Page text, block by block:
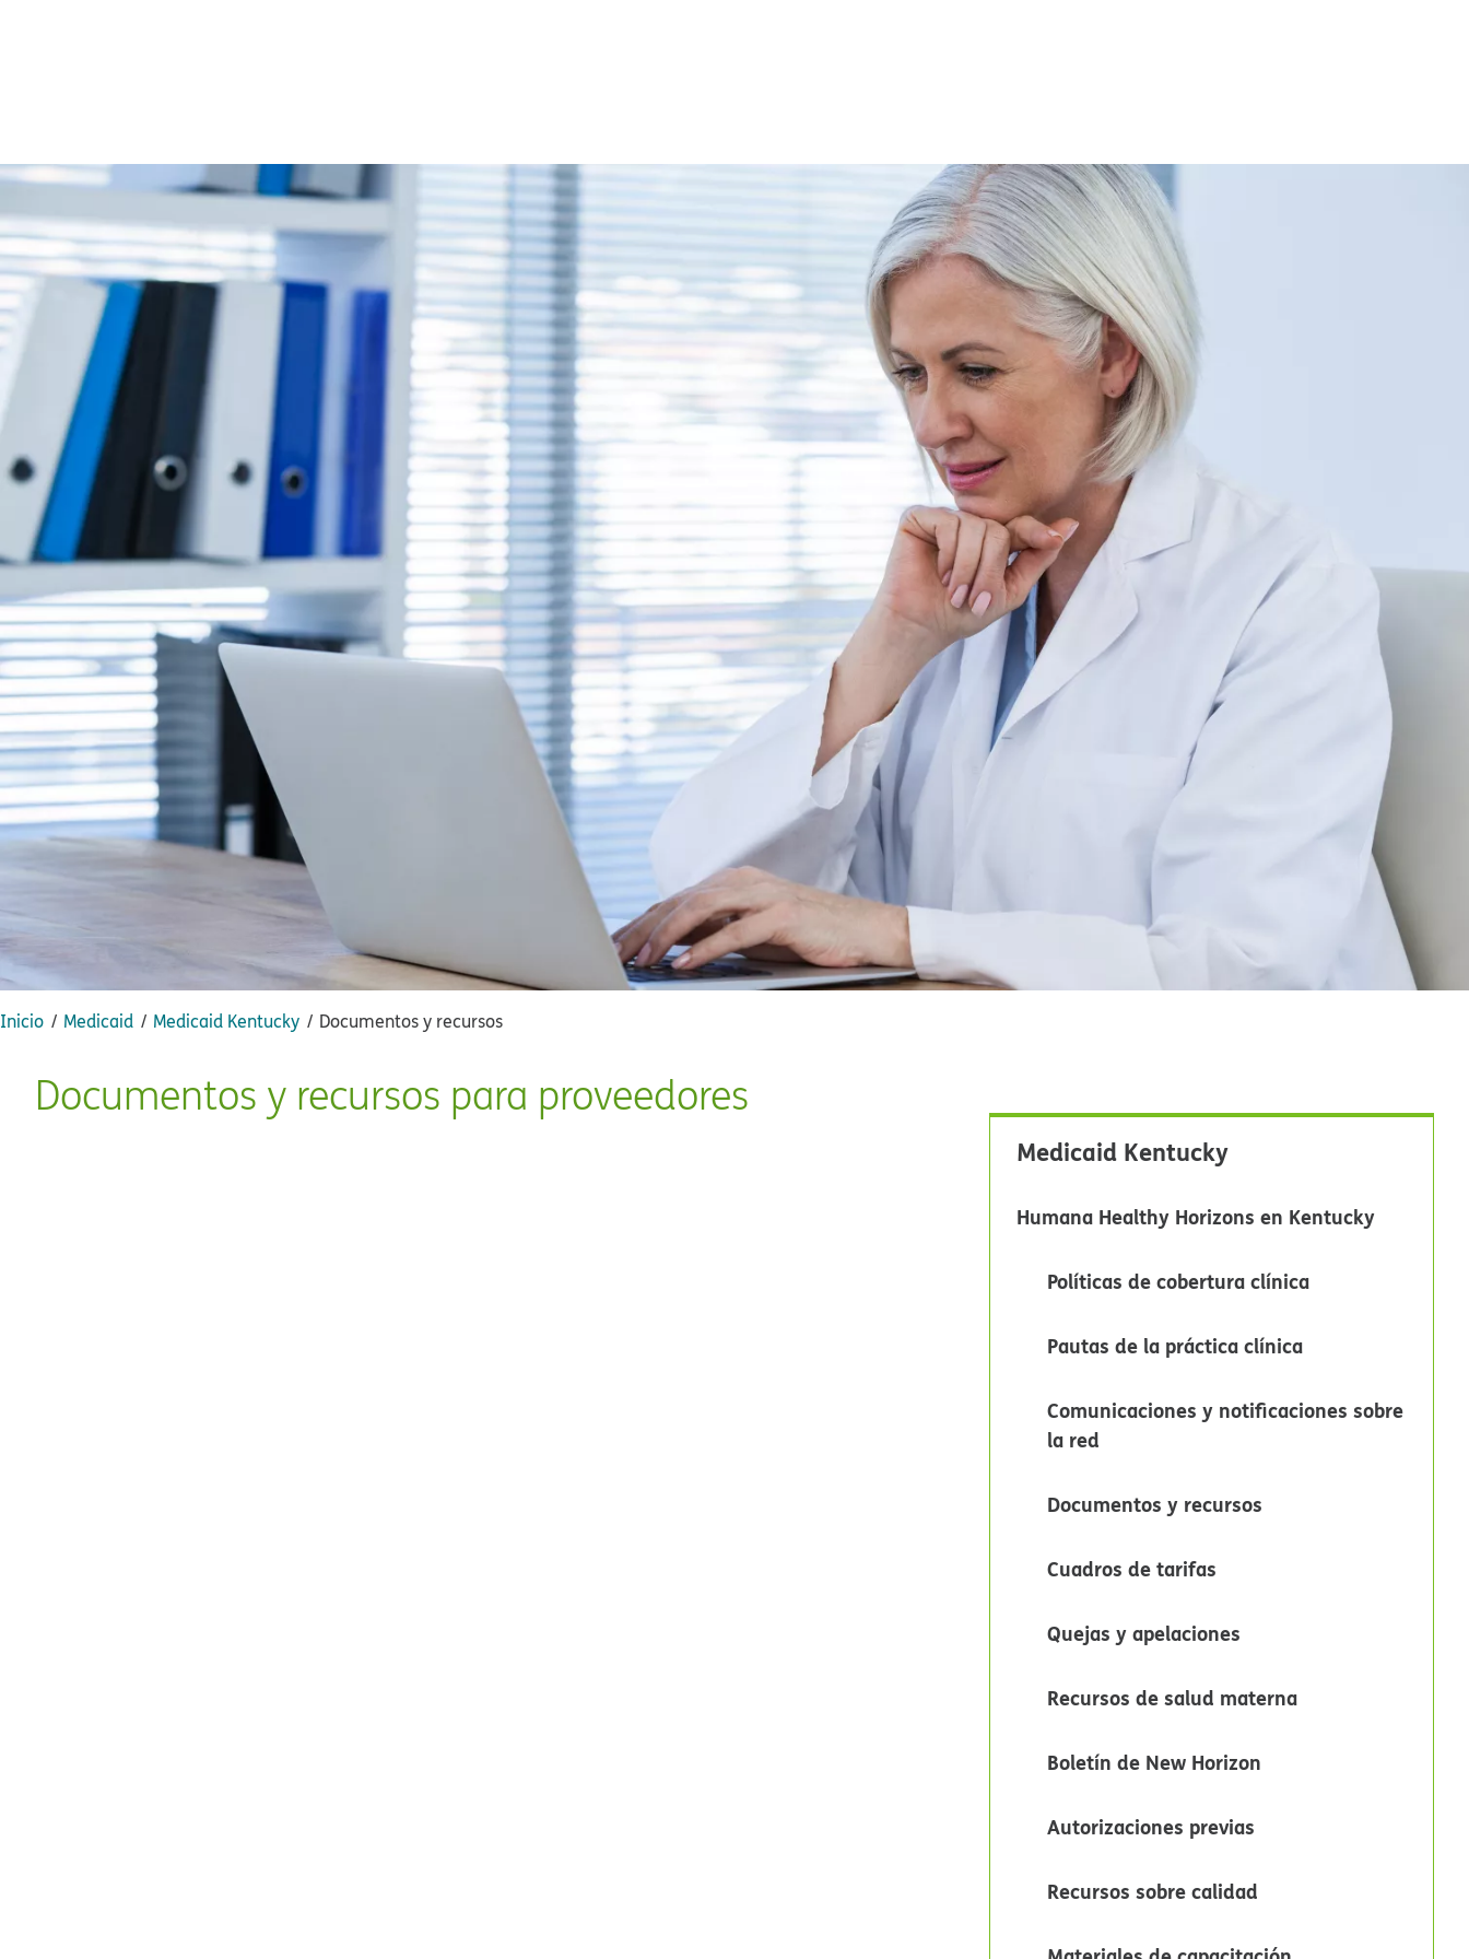
Inicio​​ Medicaid​​ Medicaid Kentucky​​ Documentos y recursos​​
Documentos y recursos para proveedores​​
Medicaid Kentucky​​
Humana Healthy Horizons en Kentucky​​
Políticas de cobertura clínica​​
Pautas de la práctica clínica​​
Comunicaciones y notificaciones sobre
la red​​
Documentos y recursos​​
Cuadros de tarifas​​
Quejas y apelaciones​​
Recursos de salud materna​​
Boletín de New Horizon​​
Autorizaciones previas​​
Recursos sobre calidad​​